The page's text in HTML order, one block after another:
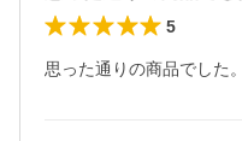
5
思った通りの商品でした